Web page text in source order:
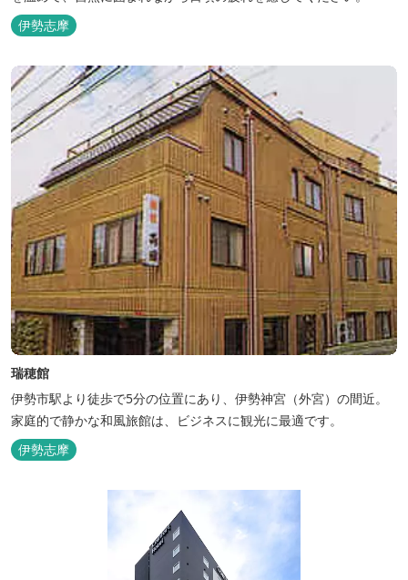
伊勢志摩
瑞穂館
伊勢市駅より徒歩で5分の位置にあり、伊勢神宮（外宮）の間近。
家庭的で静かな和風旅館は、ビジネスに観光に最適です。
伊勢志摩